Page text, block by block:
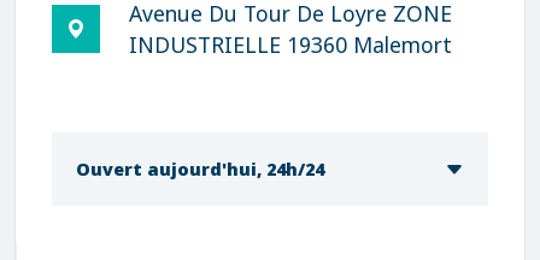
Avenue Du Tour De Loyre ZONE
INDUSTRIELLE 19360 Malemort
Ouvert aujourd'hui, 24h/24